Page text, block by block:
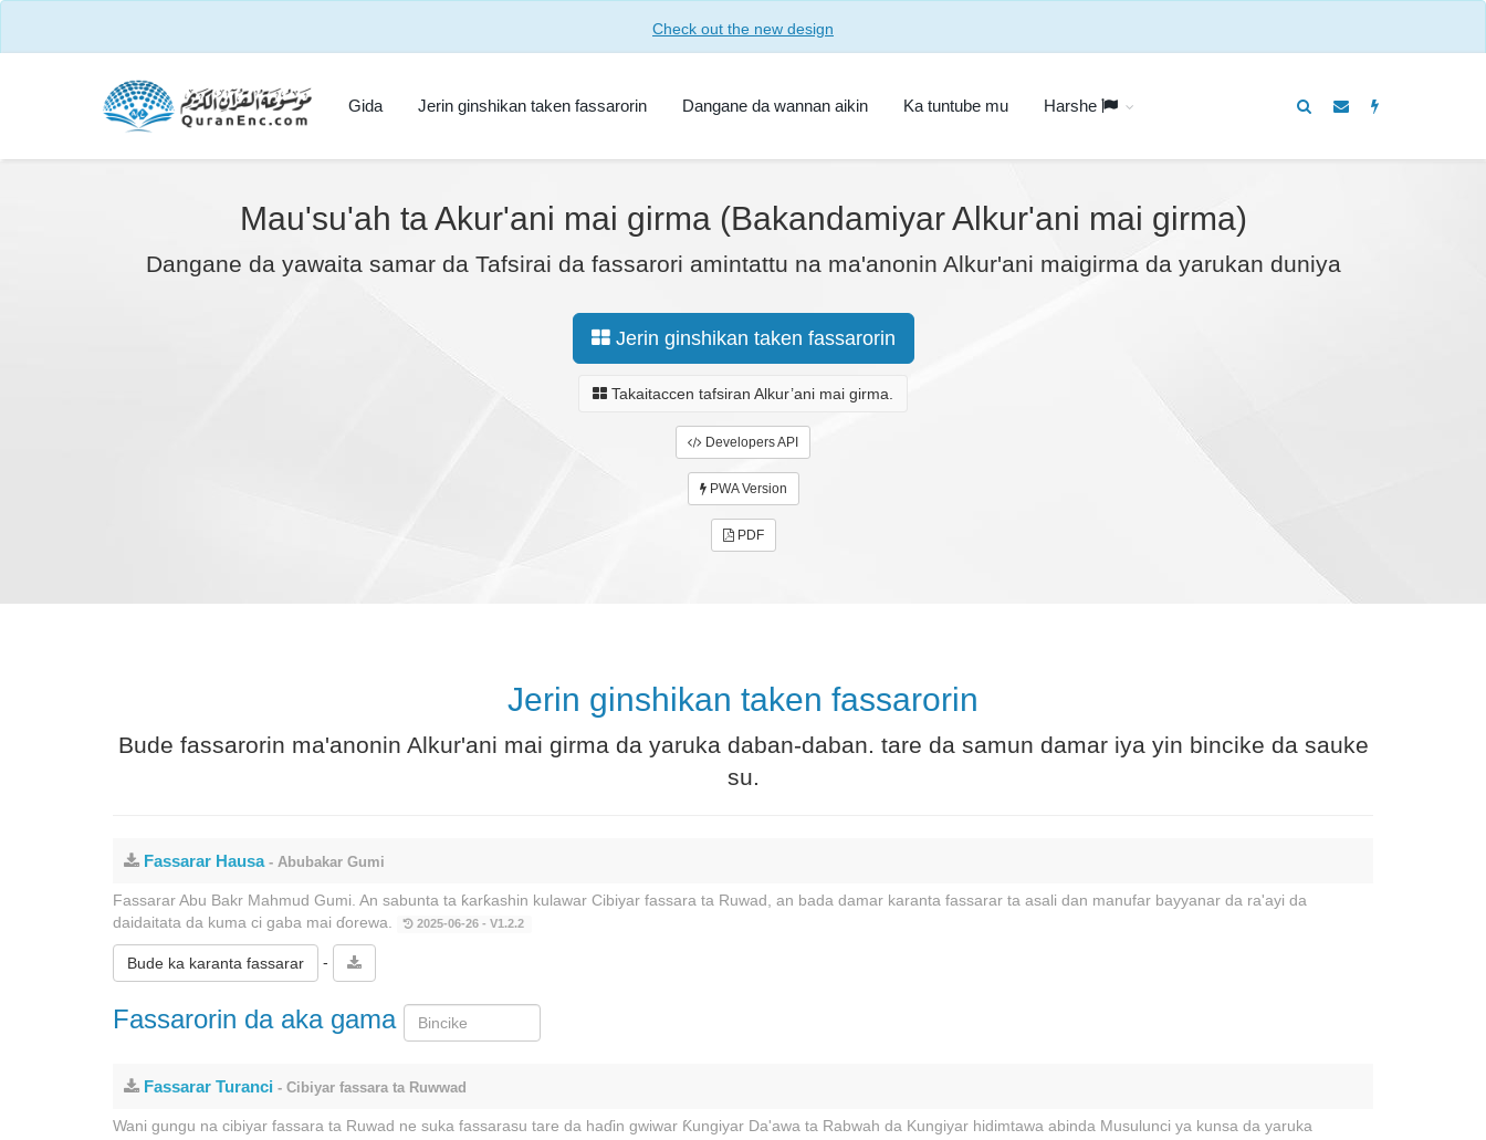
Check out the new design
Gida Jerin ginshikan taken fassarorin Dangane da wannan aikin Ka tuntube mu Harshe
Mau'su'ah ta Akur'ani mai girma (Bakandamiyar Alkur'ani mai girma)
Dangane da yawaita samar da Tafsirai da fassarori amintattu na ma'anonin Alkur'ani maigirma da yarukan duniya
Jerin ginshikan taken fassarorin
Takaitaccen tafsiran Alkur’ani mai girma.
Developers API
PWA Version
PDF
Jerin ginshikan taken fassarorin
Bude fassarorin ma'anonin Alkur'ani mai girma da yaruka daban-daban. tare da samun damar iya yin bincike da sauke
su.
Fassarar Hausa- Abubakar Gumi
Fassarar Abu Bakr Mahmud Gumi. An sabunta ta ƙarƙashin kulawar Cibiyar fassara ta Ruwad, an bada damar karanta fassarar ta asali dan manufar bayyanar da ra'ayi da
daidaitata da kuma ci gaba mai ɗorewa.
2025-06-26 - V1.2.2
Bude ka karanta fassarar -
Fassarorin da aka gama
Fassarar Turanci - Cibiyar fassara ta Ruwwad
Wani gungu na cibiyar fassara ta Ruwad ne suka fassarasu tare da haɗin gwiwar Ƙungiyar Da'awa ta Rabwah da Kungiyar hidimtawa abinda Musulunci ya kunsa da yaruka